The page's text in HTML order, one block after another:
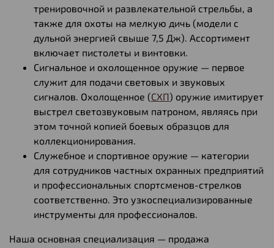
тренировочной и развлекательной стрельбы, а
также для охоты на мелкую дичь (модели с
дульной энергией свыше 7,5 Дж). Ассортимент
включает пистолеты и винтовки.
Сигнальное и охолощенное оружие — первое
служит для подачи световых и звуковых
сигналов. Охолощенное (СХП) оружие имитирует
выстрел светозвуковым патроном, являясь при
этом точной копией боевых образцов для
коллекционирования.
Служебное и спортивное оружие — категории
для сотрудников частных охранных предприятий
и профессиональных спортсменов-стрелков
соответственно. Это узкоспециализированные
инструменты для профессионалов.
Наша основная специализация — продажа